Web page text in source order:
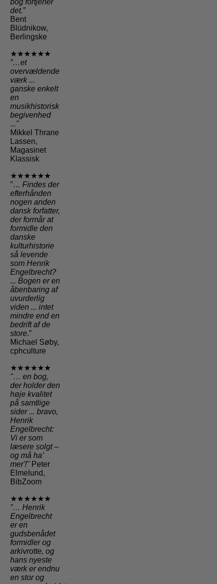
det.”
Bent
Blüdnikow,
Berlingske
★★★★★★
”…et
overvældende
værk ...
ganske enkelt
en
musikhistorisk
begivenhed
..."
Mikkel Thrane
Lassen,
Magasinet
Klassisk
★★★★★★
”… Findes der
efterhånden
nogen anden
dansk forfatter,
der formår at
formidle den
danske
kulturhistorie
så levende
som Henrik
Engelbrecht?
... Bogen er en
åbenbaring af
uvurderlig
viden ... intet
mindre end en
bedrift af de
store.”
Michael Søby,
cphculture
★★★★★★
"… en bog,
der holder den
høje kvalitet
på samtlige
sider ... bravo,
Henrik
Engelbrecht:
Vi er som
læsere solgt –
og må ha’
mer'!" Peter
Elmelund,
BibZoom
★★★★★★
”… Henrik
Engelbrecht
er en
gudsbenådet
formidler og
arkivrotte, og
hans nyeste
værk er endnu
en stor og